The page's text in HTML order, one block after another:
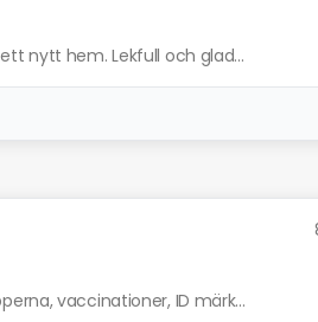
nytt hem. Lekfull och glad...
vaccinationer, ID märk...